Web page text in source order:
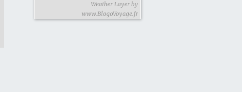
Weather Layer by
www.BlogoVoyage.fr